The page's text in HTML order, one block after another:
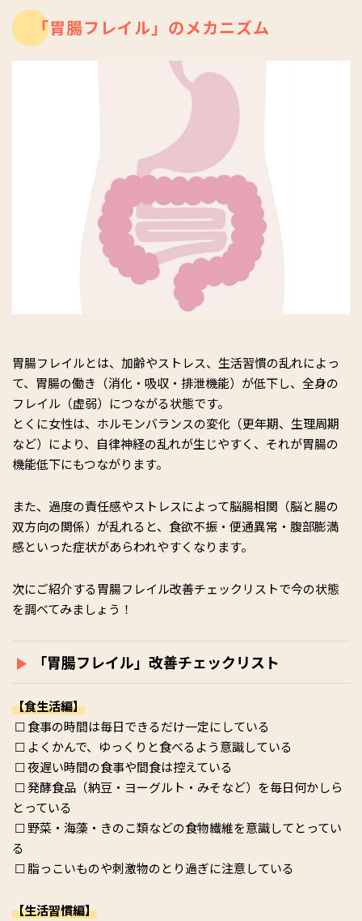
「胃腸フレイル」のメカニズム
胃腸フレイルとは、加齢やストレス、生活習慣の乱れによっ
て、胃腸の働き（消化・吸収・排泄機能）が低下し、全身の
フレイル（虚弱）につながる状態です。
とくに女性は、ホルモンバランスの変化（更年期、生理周期
など）により、自律神経の乱れが生じやすく、それが胃腸の
機能低下にもつながります。
また、過度の責任感やストレスによって脳腸相関（脳と腸の
双方向の関係）が乱れると、食欲不振・便通異常・腹部膨満
感といった症状があらわれやすくなります。
次にご紹介する胃腸フレイル改善チェックリストで今の状態
を調べてみましょう！
「胃腸フレイル」改善チェックリスト
【食生活編】
☐ 食事の時間は毎日できるだけ一定にしている
☐ よくかんで、ゆっくりと食べるよう意識している
☐ 夜遅い時間の食事や間食は控えている
☐ 発酵食品（納豆・ヨーグルト・みそなど）を毎日何かしら
とっている
☐ 野菜・海藻・きのこ類などの食物繊維を意識してとってい
る
☐ 脂っこいものや刺激物のとり過ぎに注意している
【生活習慣編】